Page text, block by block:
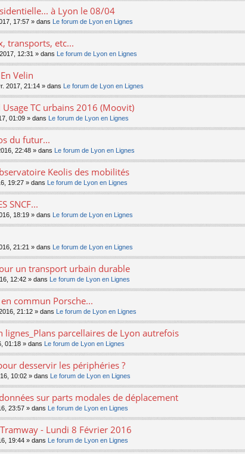
à Lyon le 08/04
17:57 » dans Le forum de Lyon en Lignes
transports, etc...
12:31 » dans Le forum de Lyon en Lignes
Velin
2017, 21:14 » dans Le forum de Lyon en Lignes
TC urbains 2016 (Moovit)
01:09 » dans Le forum de Lyon en Lignes
du futur...
22:48 » dans Le forum de Lyon en Lignes
Keolis des mobilités
19:27 » dans Le forum de Lyon en Lignes
SNCF...
18:19 » dans Le forum de Lyon en Lignes
21:21 » dans Le forum de Lyon en Lignes
un transport urbain durable
12:42 » dans Le forum de Lyon en Lignes
commun Porsche...
21:12 » dans Le forum de Lyon en Lignes
lignes_Plans parcellaires de Lyon autrefois
01:18 » dans Le forum de Lyon en Lignes
desservir les périphéries ?
10:02 » dans Le forum de Lyon en Lignes
sur parts modales de déplacement
23:57 » dans Le forum de Lyon en Lignes
- Lundi 8 Février 2016
19:44 » dans Le forum de Lyon en Lignes